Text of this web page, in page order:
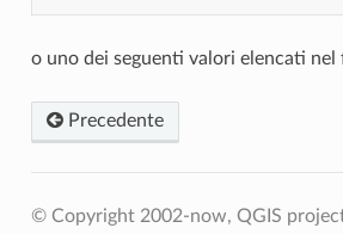
o uno dei seguenti valori elencati nel
Precedente
© Copyright 2002-now, QGIS